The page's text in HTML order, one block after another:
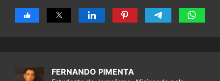
FERNANDO PIMENTA